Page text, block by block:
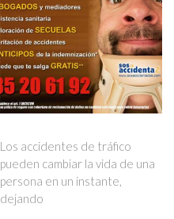
Los accidentes de tráfico
pueden cambiar la vida de una
persona en un instante,
dejando